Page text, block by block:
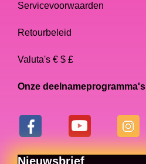
Servicevoorwaarden
Retourbeleid
Valuta's € $ £
Onze deelnameprogramma's
Nieuwsbrief